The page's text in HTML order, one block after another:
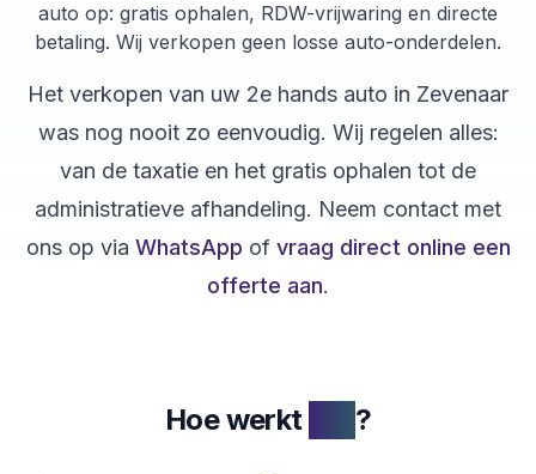
auto op: gratis ophalen, RDW-vrijwaring en directe
betaling. Wij verkopen geen losse auto-onderdelen.
Het verkopen van uw 2e hands auto in Zevenaar
was nog nooit zo eenvoudig. Wij regelen alles:
van de taxatie en het gratis ophalen tot de
administratieve afhandeling. Neem contact met
ons op via WhatsApp of vraag direct online een
offerte aan.
Hoe werkt ?